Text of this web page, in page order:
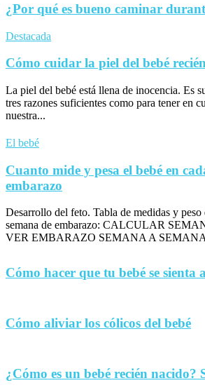
¿Por qué es bueno caminar
Destacada
Cómo cuidar la piel del bebé
La piel del bebé está llena de inocencia. Es
tres razones suficientes como para tener en
nuestra...
El bebé
Cuanto mide y pesa el bebé en
embarazo
Desarrollo del feto. Tabla de medidas y peso
semana de embarazo: CALCULAR
VER EMBARAZO SEMANA A
Cómo hacer que tu bebé se sienta
Cómo aliviar los cólicos del bebé
¿Cómo es un bebé recién nacido?